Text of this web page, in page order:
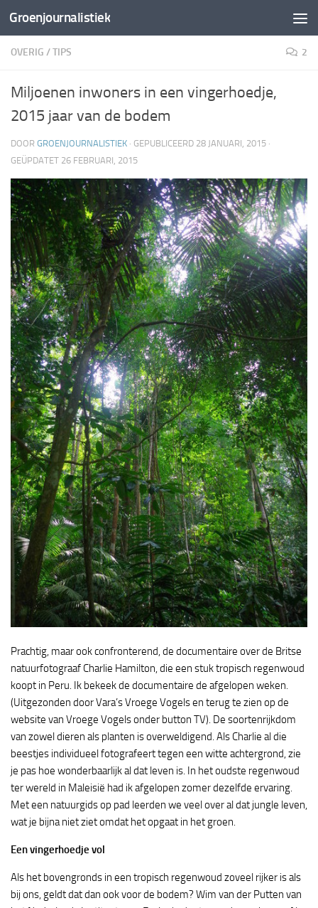
Doorgaan naar inhoud
Groenjournalistiek
OVERIG /TIPS 2
Miljoenen inwoners in een vingerhoedje,
2015 jaar van de bodem
DOOR GROENJOURNALISTIEK · GEPUBLICEERD 28 JANUARI, 2015 ·
GEÜPDATET 26 FEBRUARI, 2015
Prachtig, maar ook confronterend, de documentaire over de Britse
natuurfotograaf Charlie Hamilton, die een stuk tropisch regenwoud
koopt in Peru. Ik bekeek de documentaire de afgelopen weken.
(Uitgezonden door Vara’s Vroege Vogels en terug te zien op de
website van Vroege Vogels onder button TV). De soortenrijkdom
van zowel dieren als planten is overweldigend. Als Charlie al die
beestjes individueel fotografeert tegen een witte achtergrond, zie
je pas hoe wonderbaarlijk al dat leven is. In het oudste regenwoud
ter wereld in Maleisië had ik afgelopen zomer dezelfde ervaring.
Met een natuurgids op pad leerden we veel over al dat jungle leven,
wat je bijna niet ziet omdat het opgaat in het groen.
Een vingerhoedje vol
Als het bovengronds in een tropisch regenwoud zoveel rijker is als
bij ons, geldt dat dan ook voor de bodem? Wim van der Putten van